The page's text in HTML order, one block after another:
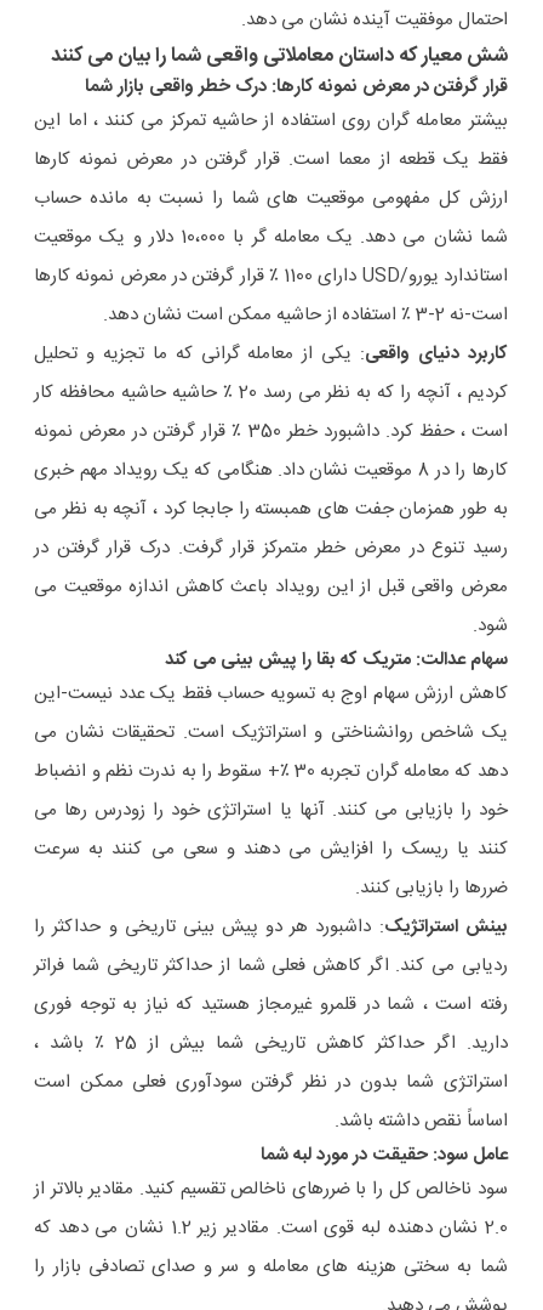
احتمال موفقیت آینده نشان می دهد.
شش معیار که داستان معاملاتی واقعی شما را بیان می کنند
قرار گرفتن در معرض نمونه کارها: درک خطر واقعی بازار شما
بیشتر معامله گران روی استفاده از حاشیه تمرکز می کنند ، اما این
فقط یک قطعه از معما است. قرار گرفتن در معرض نمونه کارها
ارزش کل مفهومی موقعیت های شما را نسبت به مانده حساب
شما نشان می دهد. یک معامله گر با 10،000 دلار و یک موقعیت
استاندارد یورو/USD دارای 1100 ٪ قرار گرفتن در معرض نمونه کارها
است-نه 2-3 ٪ استفاده از حاشیه ممکن است نشان دهد.
کاربرد دنیای واقعی: یکی از معامله گرانی که ما تجزیه و تحلیل
کردیم ، آنچه را که به نظر می رسد 20 ٪ حاشیه حاشیه محافظه کار
است ، حفظ کرد. داشبورد خطر 350 ٪ قرار گرفتن در معرض نمونه
کارها را در 8 موقعیت نشان داد. هنگامی که یک رویداد مهم خبری
به طور همزمان جفت های همبسته را جابجا کرد ، آنچه به نظر می
رسید تنوع در معرض خطر متمرکز قرار گرفت. درک قرار گرفتن در
معرض واقعی قبل از این رویداد باعث کاهش اندازه موقعیت می
شود.
سهام عدالت: متریک که بقا را پیش بینی می کند
کاهش ارزش سهام اوج به تسویه حساب فقط یک عدد نیست-این
یک شاخص روانشناختی و استراتژیک است. تحقیقات نشان می
دهد که معامله گران تجربه 30 ٪+ سقوط را به ندرت نظم و انضباط
خود را بازیابی می کنند. آنها یا استراتژی خود را زودرس رها می
کنند یا ریسک را افزایش می دهند و سعی می کنند به سرعت
ضررها را بازیابی کنند.
بینش استراتژیک: داشبورد هر دو پیش بینی تاریخی و حداکثر را
ردیابی می کند. اگر کاهش فعلی شما از حداکثر تاریخی شما فراتر
رفته است ، شما در قلمرو غیرمجاز هستید که نیاز به توجه فوری
دارید. اگر حداکثر کاهش تاریخی شما بیش از 25 ٪ باشد ،
استراتژی شما بدون در نظر گرفتن سودآوری فعلی ممکن است
اساساً نقص داشته باشد.
عامل سود: حقیقت در مورد لبه شما
سود ناخالص کل را با ضررهای ناخالص تقسیم کنید. مقادیر بالاتر از
2.0 نشان دهنده لبه قوی است. مقادیر زیر 1.2 نشان می دهد که
شما به سختی هزینه های معامله و سر و صدای تصادفی بازار را